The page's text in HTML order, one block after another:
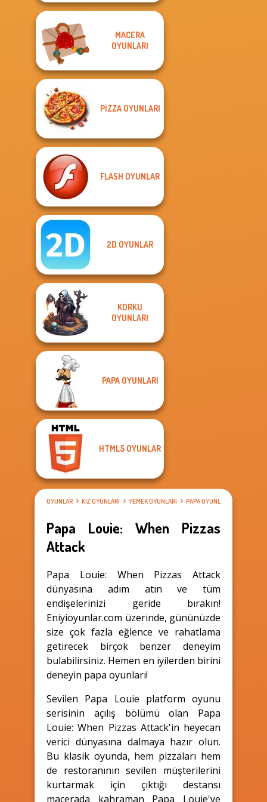
MACERA
OYUNLARI
PIZZA OYUNLARI
FLASH OYUNLAR
2D OYUNLAR
KORKU
OYUNLARI
PAPA OYUNLARI
HTML5 OYUNLAR
OYUNLAR KIZ OYUNLARI YEMEK OYUNLARI PAPA OYUNLARI
Papa Louie: When Pizzas
Attack
Papa Louie: When Pizzas Attack
dünyasına adım atın ve tüm
endişelerinizi geride bırakın!
Eniyioyunlar.com üzerinde, gününüzde
size çok fazla eğlence ve rahatlama
getirecek birçok benzer deneyim
bulabilirsiniz. Hemen en iyilerden birini
deneyin papa oyunları!
Sevilen Papa Louie platform oyunu
serisinin açılış bölümü olan Papa
Louie: When Pizzas Attack'in heyecan
verici dünyasına dalmaya hazır olun.
Bu klasik oyunda, hem pizzaları hem
de restoranının sevilen müşterilerini
kurtarmak için çıktığı destansı
macerada kahraman Papa Louie'ye